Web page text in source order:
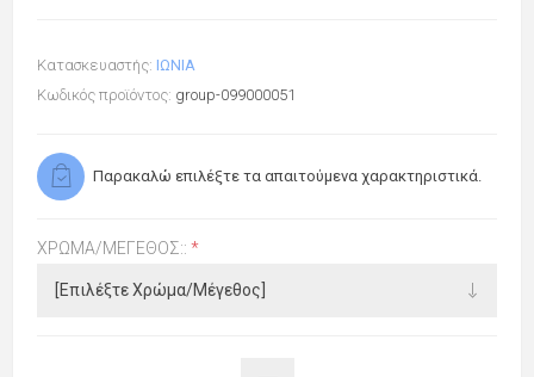
Κατασκευαστής: ΙΩΝΙΑ
Κωδικός προϊόντος: group-099000051
Παρακαλώ επιλέξτε τα απαιτούμενα χαρακτηριστικά.
ΧΡΏΜΑ/ΜΈΓΕΘΟΣ:: *